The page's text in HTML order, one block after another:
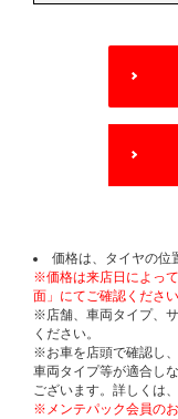
OPTIONS
価格は、タイヤの位
※価格は来店日によっ
面」にてご確認ください
※店舗、車両タイプ、
ください。
※お車を店頭で確認し
車両タイプ等が適合し
ございます。詳しくは
※メンテパック会員の